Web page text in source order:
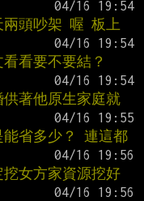
頭吵架 喔 板上
看要不要結？
著他原生家庭就
省多少？ 連這都
女方家資源挖好